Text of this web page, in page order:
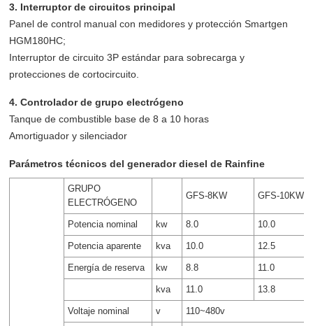
3. Interruptor de circuitos principal
Panel de control manual con medidores y protección Smartgen
HGM180HC;
Interruptor de circuito 3P estándar para sobrecarga y
protecciones de cortocircuito.
4. Controlador de grupo electrógeno
Tanque de combustible base de 8 a 10 horas
Amortiguador y silenciador
Parámetros técnicos del generador diesel de Rainfine
GRUPO
ELECTRÓGENO
GFS-8KW GFS-10KW
Potencia nominal kw 8.0 10.0
Potencia aparente kva 10.0 12.5
Energía de reserva kw 8.8 11.0
kva 11.0 13.8
Voltaje nominal v 110~480v